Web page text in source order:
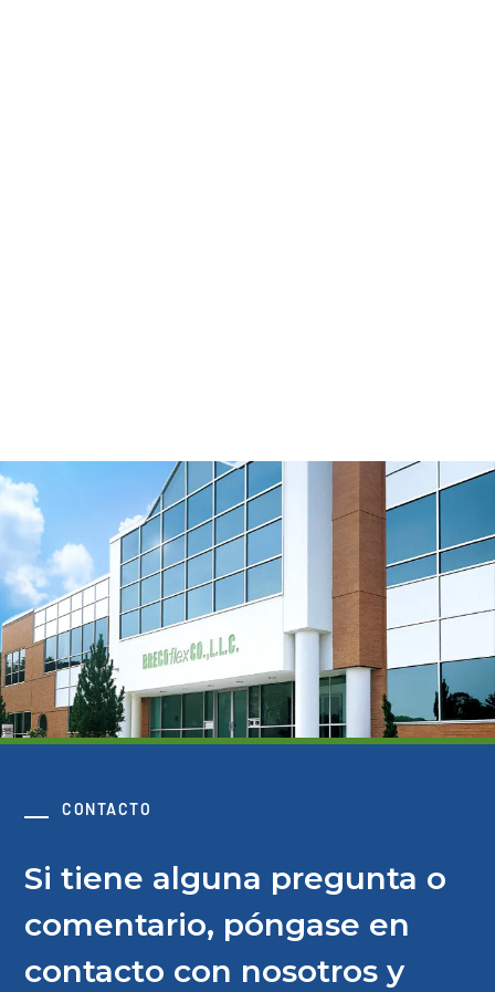
CONTACTO
Si tiene alguna pregunta o
comentario, póngase en
contacto con nosotros y